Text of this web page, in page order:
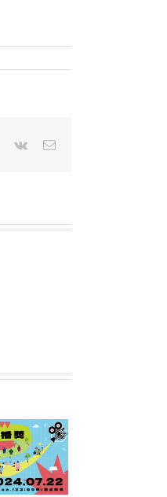
Pinterest
Vk Email